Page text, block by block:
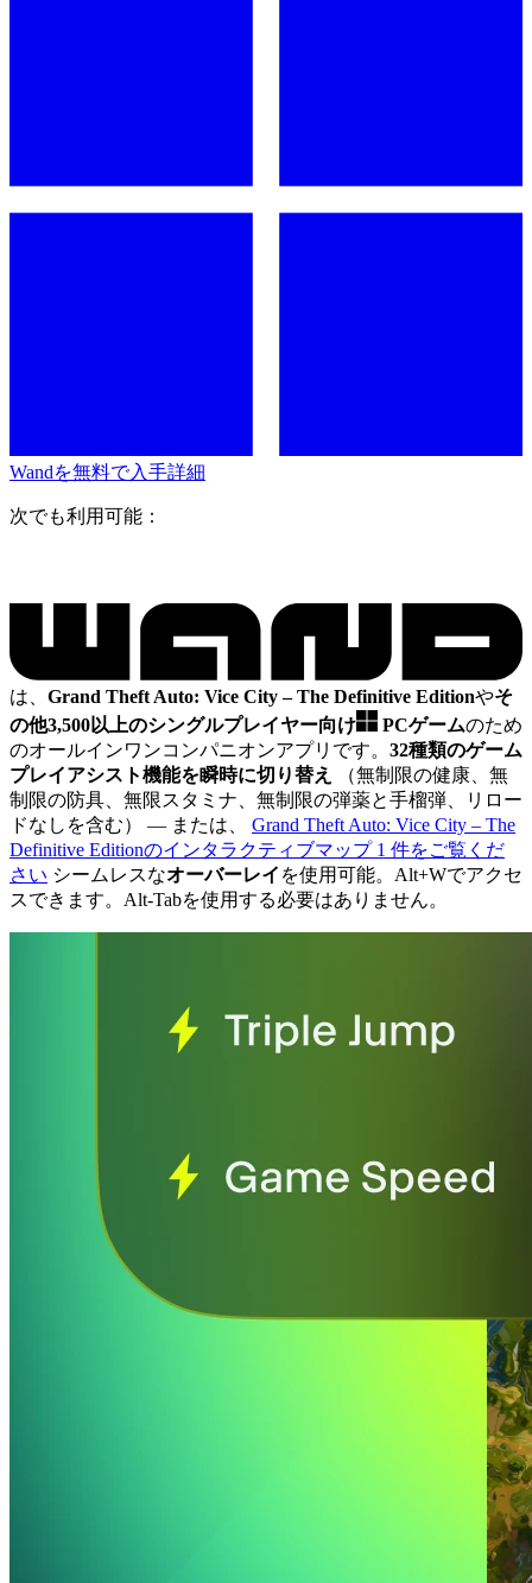
Wandを無料で入手詳細
次でも利用可能：
は、 Grand Theft Auto: Vice City – The Definitive Editionやそ
の他3,500以上のシングルプレイヤー向け
PCゲームのため
のオールインワンコンパニオンアプリです。 32種類のゲーム
プレイアシスト機能を瞬時に切り替え
（無制限の健康、無
制限の防具、無限スタミナ、無制限の弾薬と手榴弾、リロー
ドなしを含む） — または、 Grand Theft Auto: Vice City – The
Definitive Editionのインタラクティブマップ 1 件をご覧くだ
さい シームレスなオーバーレイ を使用可能。Alt+Wでアクセ
スできます。Alt-Tabを使用する必要はありません。